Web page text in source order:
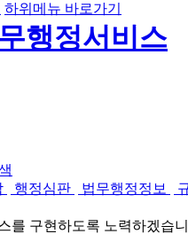
하위메뉴 바로가기
행정심판 법무행정정보
를 구현하도록 노력하겠습